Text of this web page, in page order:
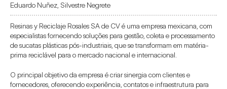
Eduardo Nuñez, Silvestre Negrete
Resinas y Reciclaje Rosales SA de CV é uma empresa mexicana, com
especialistas fornecendo soluções para gestão, coleta e processamento
de sucatas plásticas pós-industriais, que se transformam em matéria-
prima reciclável para o mercado nacional e internacional.
O principal objetivo da empresa é criar sinergia com clientes e
fornecedores, oferecendo experiência, contatos e infraestrutura para